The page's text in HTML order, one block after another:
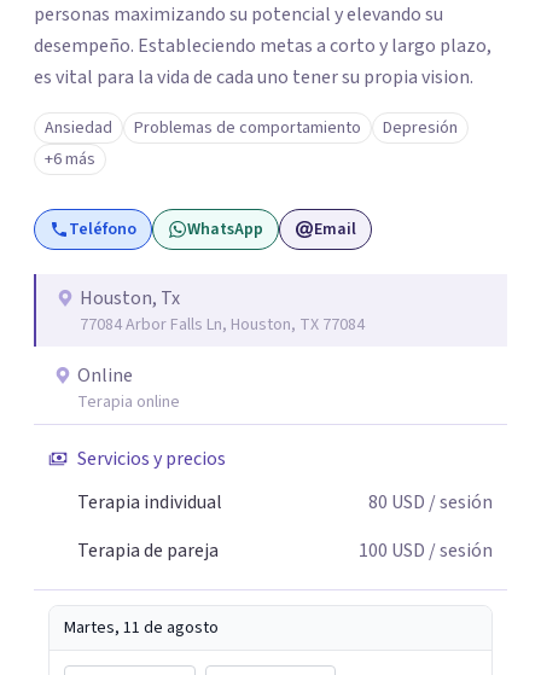
personas maximizando su potencial y elevando su
desempeño. Estableciendo metas a corto y largo plazo,
es vital para la vida de cada uno tener su propia vision.
Ansiedad Problemas de comportamiento
Depresión
+6 más
Teléfono WhatsApp Email
Houston, Tx
77084 Arbor Falls Ln, Houston, TX 77084
Online
Terapia online
Servicios y precios
Terapia individual
80 USD / sesión
Terapia de pareja
100 USD / sesión
Martes, 11 de agosto